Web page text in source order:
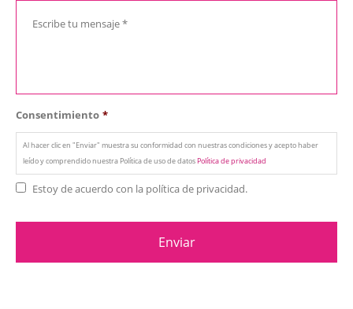
Consentimiento *
Al hacer clic en "Enviar" muestra su conformidad con nuestras condiciones y acepto haber
leído y comprendido nuestra Política de uso de datosPolítica de privacidad
Estoy de acuerdo con la política de privacidad.